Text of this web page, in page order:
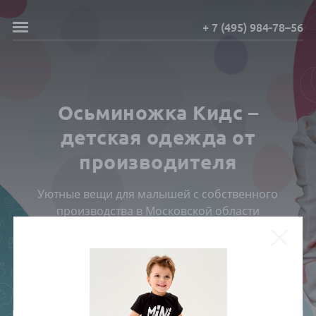
+ 7 (495) 984-78–56
Осьминожка Кидс –
детская одежда от
производителя
Уютные вещи для малышей с собственного
производства в Московской области
ПОСМОТРЕТЬ КАТАЛОГ